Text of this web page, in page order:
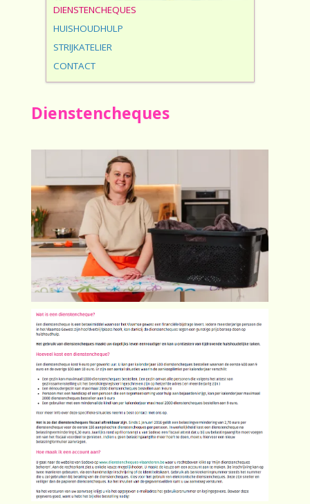
DIENSTENCHEQUES
HUISHOUDHULP
STRIJKATELIER
CONTACT
Dienstencheques